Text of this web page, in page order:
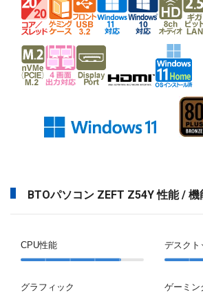
BTOパソコン ZEFT Z54Y 性能 / 機
CPU性能
グラフィック
デスクト
ゲーミン